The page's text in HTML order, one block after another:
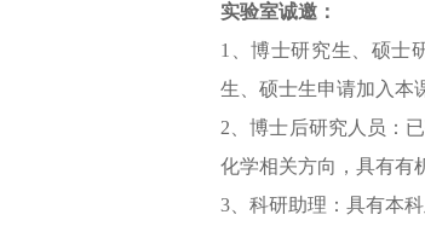
实验室诚邀：
1、博士研究生、硕士
生、硕士生申请加入本
2、博士后研究人员：
化学相关方向，具有有
3、科研助理：具有本